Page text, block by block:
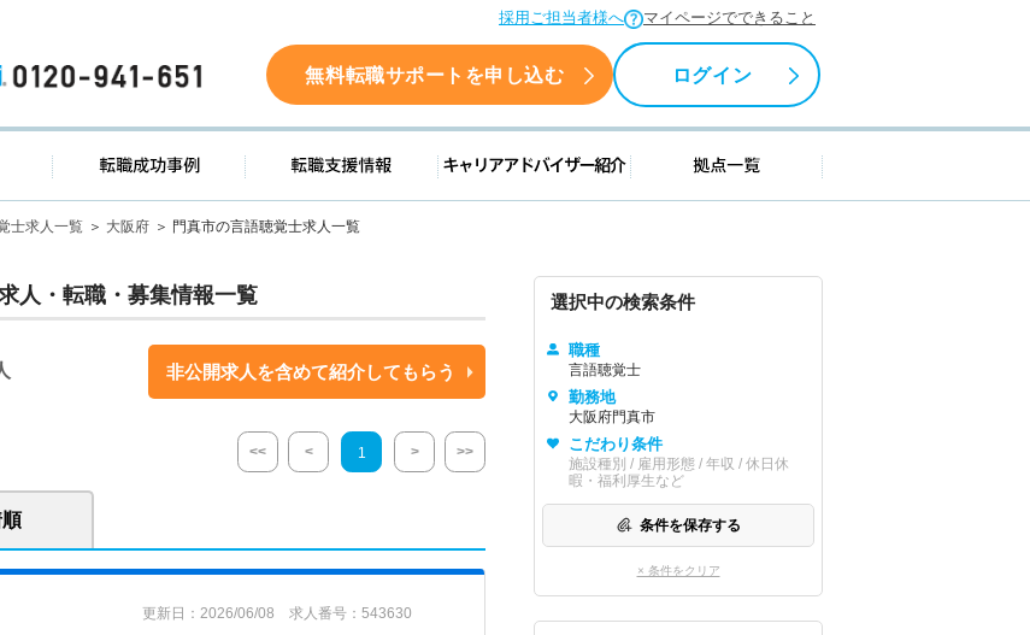
採用ご担当者様へ マイページでできること
0120-941-651 無料転職サポートを申し込む ログイン
求人検索 転職成功事例 転職支援情報 キャリアアドバイザー紹介 拠点一覧
士求人一覧 大阪府 門真市の言語聴覚士求人一覧
人・転職・募集情報一覧
非公開求人を含めて紹介してもらう
<< < 1 > >>
更新日：2026/06/08 求人番号：543630
選択中の検索条件
職種
言語聴覚士
勤務地
大阪府門真市
こだわり条件
施設種別 / 雇用形態 / 年収 / 休日休
暇・福利厚生など
条件を保存する
× 条件をクリア